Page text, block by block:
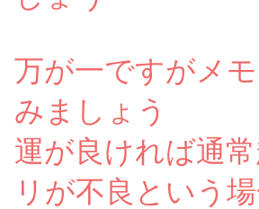
万が一ですがメ
みましょう
運が良ければ通
リが不良という